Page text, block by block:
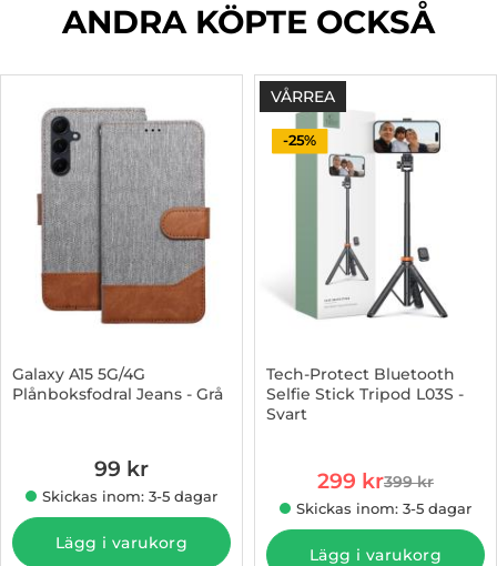
ANDRA KÖPTE OCKSÅ
Galaxy A15 5G/4G
Plånboksfodral Jeans - Grå
99 kr
Skickas inom: 3-5 dagar
Lägg i varukorg
VÅRREA
-25%
Tech-Protect Bluetooth
Selfie Stick Tripod L03S -
Svart
rea pris
299 krtidigare pris
399 kr
Skickas inom: 3-5 dagar
Lägg i varukorg